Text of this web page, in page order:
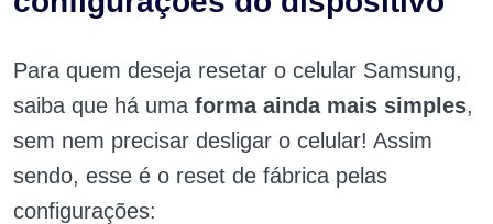
Para quem deseja resetar o celular Samsung,
saiba que há uma forma ainda mais simples,
sem nem precisar desligar o celular! Assim
sendo, esse é o reset de fábrica pelas
configurações: